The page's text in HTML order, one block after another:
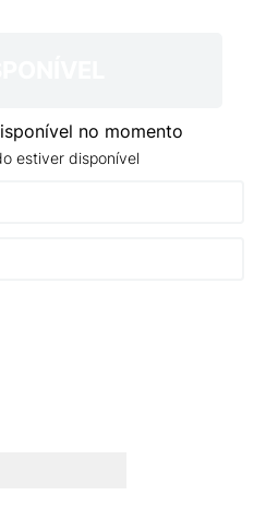
no momento
estiver disponível